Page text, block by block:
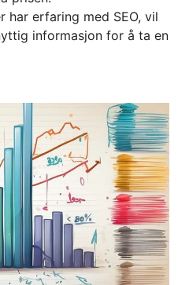
har erfaring med SEO, vil
informasjon for å ta en